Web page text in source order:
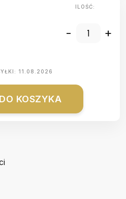
ILOŚĆ:
- +
11.08.2026
KOSZYKA